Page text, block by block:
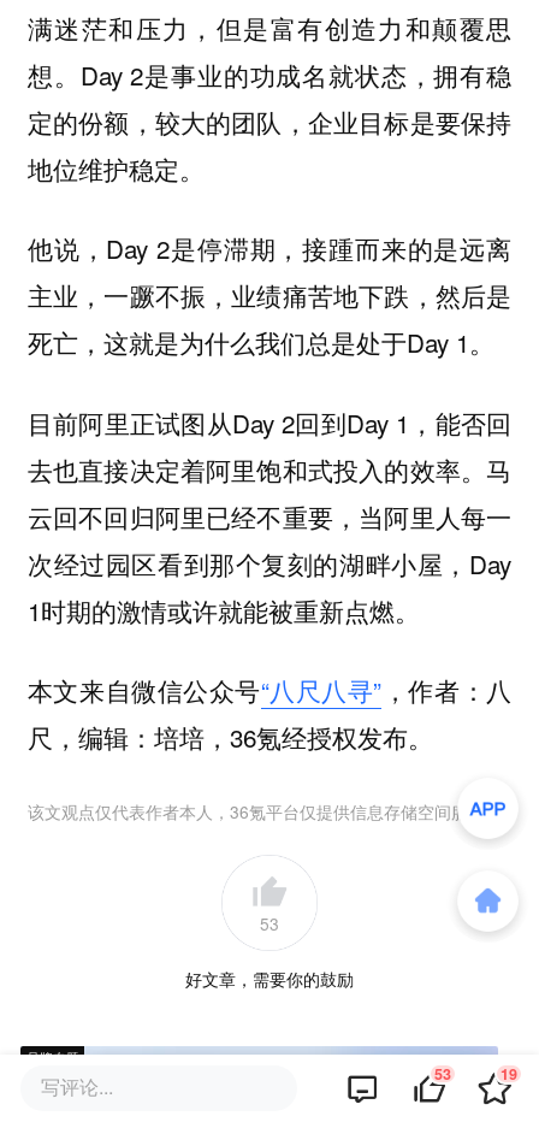
满迷茫和压力，但是富有创造力和颠覆思
想。Day 2是事业的功成名就状态，拥有稳
定的份额，较大的团队，企业目标是要保持
地位维护稳定。
他说，Day 2是停滞期，接踵而来的是远离
主业，一蹶不振，业绩痛苦地下跌，然后是
死亡，这就是为什么我们总是处于Day 1。
目前阿里正试图从Day 2回到Day 1，能否回
去也直接决定着阿里饱和式投入的效率。马
云回不回归阿里已经不重要，当阿里人每一
次经过园区看到那个复刻的湖畔小屋，Day
1时期的激情或许就能被重新点燃。
本文来自微信公众号“八尺八寻” ，作者：八
尺，编辑：培培，36氪经授权发布。
该文观点仅代表作者本人，36氪平台仅提供信息存储空间服务。
53
好文章，需要你的鼓励
品牌专题
写评论... 53 19